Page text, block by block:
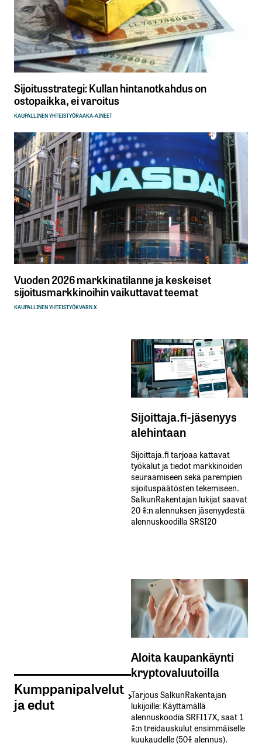
Sijoitusstrategi: Kullan hintanotkahdus on
ostopaikka, ei varoitus
KAUPALLINEN YHTEISTYÖRAAKA-AINEET
Vuoden 2026 markkinatilanne ja keskeiset
sijoitusmarkkinoihin vaikuttavat teemat
KAUPALLINEN YHTEISTYÖKVARN X
Kumppanipalvelut
ja edut
Sijoittaja.fi-jäsenyys
alehintaan
Sijoittaja.fi tarjoaa kattavat
työkalut ja tiedot markkinoiden
seuraamiseen sekä parempien
sijoituspäätösten tekemiseen.
SalkunRakentajan lukijat saavat
20 %:n alennuksen jäsenyydestä
alennuskoodilla SRSI20
Aloita kaupankäynti
kryptovaluutoilla
Tarjous SalkunRakentajan
lukijoille: Käyttämällä​ ​
alennuskoodia​ ​SRFI17X,​ ​saat​ ​1
%:n treidauskulut​ ​ensimmäiselle​ ​
kuukaudelle​ ​(50%​ ​alennus).